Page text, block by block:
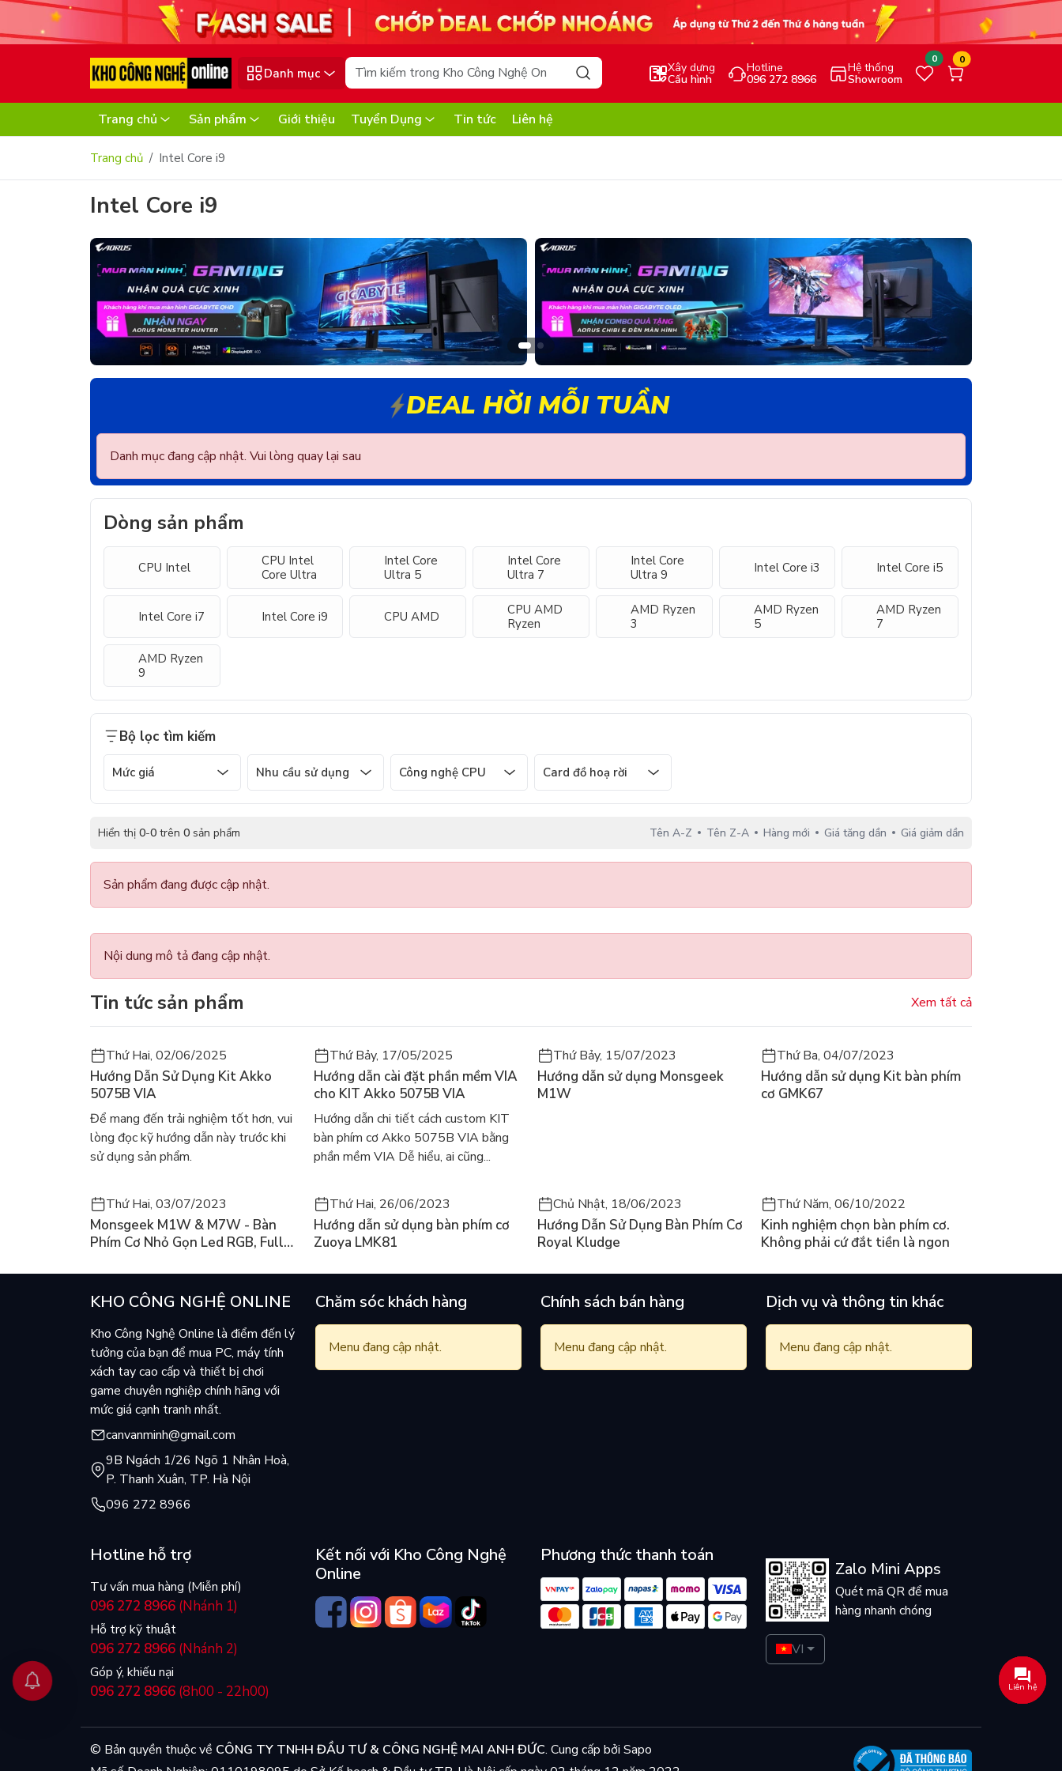
Danh mục Xây dựng
Cấu hình
Hotline
096 272 8966
Hệ thống
Showroom
0 0
Trang chủ Sản phẩm Giới thiệu Tuyển Dụng Tin tức Liên hệ
Trang chủ Intel Core i9
Intel Core i9
DEAL HỜI MỖI TUẦN
Danh mục đang cập nhật. Vui lòng quay lại sau
Dòng sản phẩm
CPU Intel
CPU Intel
Core Ultra
Intel Core
Ultra 5
Intel Core
Ultra 7
Intel Core
Ultra 9
Intel Core i3 Intel Core i5
Intel Core i7 Intel Core i9 CPU AMD
CPU AMD
Ryzen
AMD Ryzen
3
AMD Ryzen
5
AMD Ryzen
7
AMD Ryzen
9
Bộ lọc tìm kiếm
Mức giá Nhu cầu sử dụng Công nghệ CPU Card đồ hoạ rời
Hiển thị 0-0 trên 0 sản phẩm Tên A-Z Tên Z-A Hàng mới Giá tăng dần Giá giảm dần
Sản phẩm đang được cập nhật.
Nội dung mô tả đang cập nhật.
Tin tức sản phẩm Xem tất cả
Thứ Hai, 02/06/2025
Hướng Dẫn Sử Dụng Kit Akko
5075B VIA
Để mang đến trải nghiệm tốt hơn, vui
lòng đọc kỹ hướng dẫn này trước khi
sử dụng sản phẩm.
Thứ Bảy, 17/05/2025
Hướng dẫn cài đặt phần mềm VIA
cho KIT Akko 5075B VIA
Hướng dẫn chi tiết cách custom KIT
bàn phím cơ Akko 5075B VIA bằng
phần mềm VIA Dễ hiểu, ai cũng...
Thứ Bảy, 15/07/2023
Hướng dẫn sử dụng Monsgeek
M1W
Thứ Ba, 04/07/2023
Hướng dẫn sử dụng Kit bàn phím
cơ GMK67
Thứ Hai, 03/07/2023
Monsgeek M1W & M7W - Bàn
Phím Cơ Nhỏ Gọn Led RGB, Full
Thứ Hai, 26/06/2023
Hướng dẫn sử dụng bàn phím cơ
Zuoya LMK81
Chủ Nhật, 18/06/2023
Hướng Dẫn Sử Dụng Bàn Phím Cơ
Royal Kludge
Thứ Năm, 06/10/2022
Kinh nghiệm chọn bàn phím cơ.
Không phải cứ đắt tiền là ngon
KHO CÔNG NGHỆ ONLINE
Kho Công Nghệ Online là điểm đến lý
tưởng của bạn để mua PC, máy tính
xách tay cao cấp và thiết bị chơi
game chuyên nghiệp chính hãng với
mức giá cạnh tranh nhất.
canvanminh@gmail.com
9B Ngách 1/26 Ngõ 1 Nhân Hoà,
P. Thanh Xuân, TP. Hà Nội
096 272 8966
Chăm sóc khách hàng
Menu đang cập nhật.
Chính sách bán hàng
Menu đang cập nhật.
Dịch vụ và thông tin khác
Menu đang cập nhật.
Hotline hỗ trợ
Tư vấn mua hàng (Miễn phí)
096 272 8966 (Nhánh 1)
Hỗ trợ kỹ thuật
096 272 8966 (Nhánh 2)
Góp ý, khiếu nại
096 272 8966 (8h00 - 22h00)
Kết nối với Kho Công Nghệ
Online
Phương thức thanh toán
Zalo Mini Apps
Quét mã QR để mua
hàng nhanh chóng
VI
© Bản quyền thuộc về CÔNG TY TNHH ĐẦU TƯ & CÔNG NGHỆ MAI ANH ĐỨC. Cung cấp bởi Sapo
Liên hệ